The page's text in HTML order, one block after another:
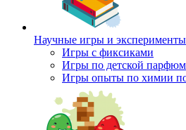
Научные игры и эксперименты
Игры с фиксиками
Игры по детской
Игры опыты по химии